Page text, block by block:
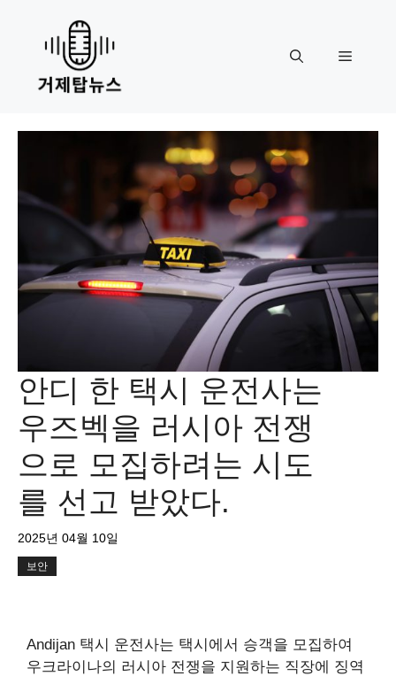
content
Menu
안디 한 택시 운전사는
우즈벡을 러시아 전쟁
으로 모집하려는 시도
를 선고 받았다.
2025년 04월 10일
보안
Andijan 택시 운전사는 택시에서 승객을 모집하여
우크라이나의 러시아 전쟁을 지원하는 직장에 징역